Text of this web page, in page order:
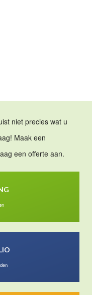
niet precies wat u
Maak een
een offerte aan.